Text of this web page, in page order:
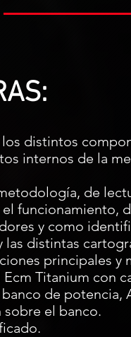
distintos
internos de la
de
funcionamiento,
y como
las distintas
principales y
Ecm Titanium con
de
el banco.